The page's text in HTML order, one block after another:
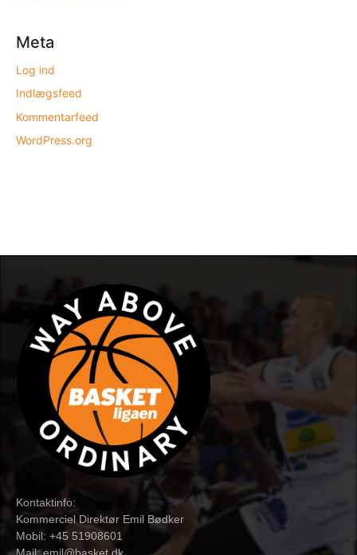
Meta
Log ind
Indlægsfeed
Kommentarfeed
WordPress.org
Kontaktinfo:
Kommerciel Direktør Emil Bødker
Mobil: +45 51908601